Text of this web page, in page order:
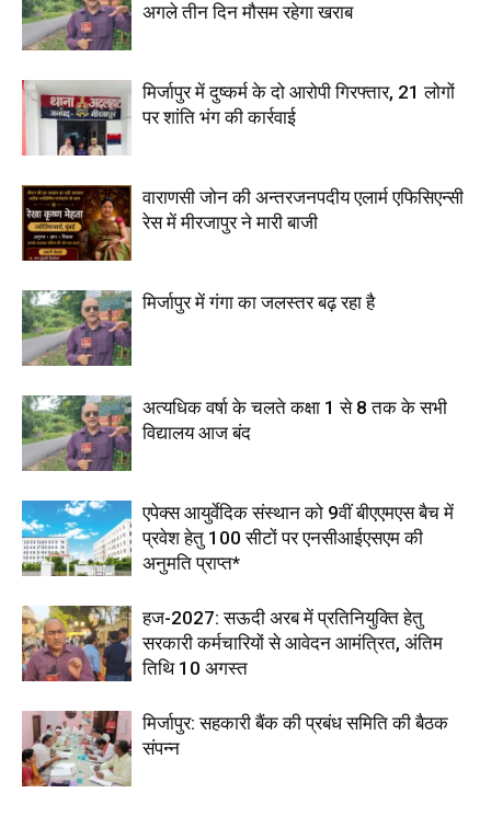
अगले तीन दिन मौसम रहेगा खराब
मिर्जापुर में दुष्कर्म के दो आरोपी गिरफ्तार, 21 लोगों
पर शांति भंग की कार्रवाई
वाराणसी जोन की अन्तरजनपदीय एलार्म एफिसिएन्सी
रेस में मीरजापुर ने मारी बाजी
मिर्जापुर में गंगा का जलस्तर बढ़ रहा है
अत्यधिक वर्षा के चलते कक्षा 1 से 8 तक के सभी
विद्यालय आज बंद
एपेक्स आयुर्वेदिक संस्थान को 9वीं बीएएमएस बैच में
प्रवेश हेतु 100 सीटों पर एनसीआईएसएम की
अनुमति प्राप्त*
हज-2027: सऊदी अरब में प्रतिनियुक्ति हेतु
सरकारी कर्मचारियों से आवेदन आमंत्रित, अंतिम
तिथि 10 अगस्त
मिर्जापुर: सहकारी बैंक की प्रबंध समिति की बैठक
संपन्न